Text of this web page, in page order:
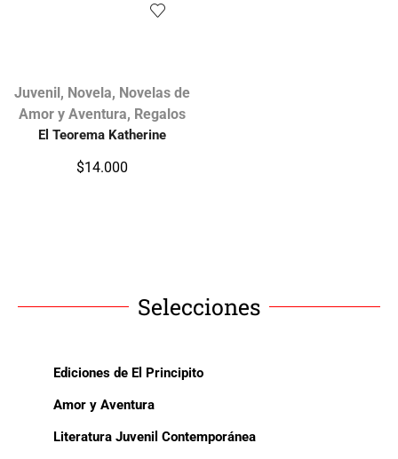
Juvenil, Novela, Novelas de
Amor y Aventura, Regalos
El Teorema Katherine
$14.000
Selecciones
Ediciones de El Principito
Amor y Aventura
Literatura Juvenil Contemporánea